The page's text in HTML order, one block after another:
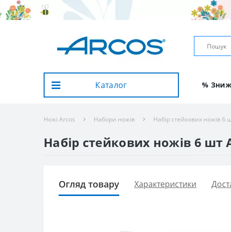
Каталог %
Ножі Arcos Набори ножів Набір стейкових ножів 6
Набір стейкових ножів 6 шт
Огляд товару Характеристики